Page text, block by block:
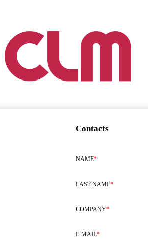
Contacts
NAME*
LAST NAME*
COMPANY*
E-MAIL*